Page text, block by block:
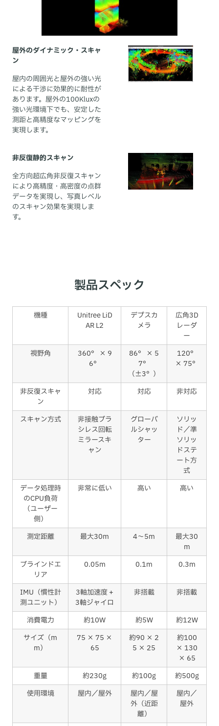
屋外のダイナミック・スキャ
ン
屋内の周囲光と屋外の強い光
による干渉に効果的に耐性が
あります。屋外の100Kluxの
強い光環境下でも、安定した
測距と高精度なマッピングを
実現します。
非反復静的スキャン
全方向超広角非反復スキャン
により高精度・高密度の点群
データを実現し、写真レベル
のスキャン効果を実現しま
す。
製品スペック
機種
Unitree LiD
AR L2
デプスカ
メラ
広角3D
レーダ
ー
視野角
360° × 9
6°
86° × 5
7°
（±3°）
120°
× 75°
非反復スキャ
ン
対応 対応 非対応
スキャン方式
非接触ブラ
シレス回転
ミラースキ
ャン
グローバ
ルシャッ
ター
ソリッ
ド／準
ソリッ
ドステ
ート方
式
データ処理時
のCPU負荷
（ユーザー
側）
非常に低い 高い 高い
測定距離 最大30m 4〜5m
最大30
m
ブラインドエ
リア
0.05m 0.1m 0.3m
IMU（慣性計
測ユニット）
3軸加速度 +
3軸ジャイロ
非搭載 非搭載
消費電力 約10W 約5W
約12W
サイズ（m
m）
75 × 75 ×
65
約90 × 2
5 × 25
約100
× 130
× 65
重量
約230g 約100g
約500g
使用環境
屋内／屋外
屋内／屋
外（近距
離）
屋内／
屋外